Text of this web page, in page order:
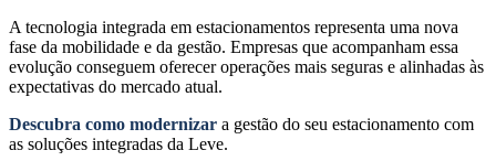
A tecnologia integrada em estacionamentos representa uma nova
fase da mobilidade e da gestão. Empresas que acompanham essa
evolução conseguem oferecer operações mais seguras e alinhadas às
expectativas do mercado atual.
Descubra como modernizar a gestão do seu estacionamento com
as soluções integradas da Leve.